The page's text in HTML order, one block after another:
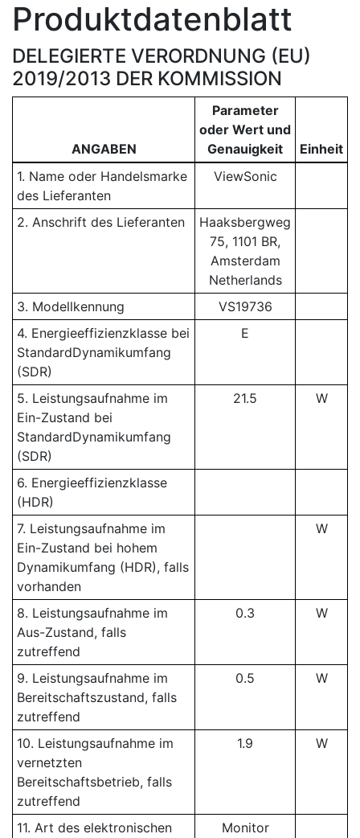
Produktdatenblatt
DELEGIERTE VERORDNUNG (EU)
2019/2013 DER KOMMISSION
ANGABEN
Parameter
oder Wert und
Genauigkeit
Einheit
1. Name oder Handelsmarke
des Lieferanten
ViewSonic
2. Anschrift des Lieferanten
Haaksbergweg
75, 1101 BR,
Amsterdam
Netherlands
3. Modellkennung
VS19736
4. Energieeffizienzklasse bei
StandardDynamikumfang
(SDR)
E
5. Leistungsaufnahme im
Ein-Zustand bei
StandardDynamikumfang
(SDR)
21.5 W
6. Energieeffizienzklasse
(HDR)
7. Leistungsaufnahme im
Ein-Zustand bei hohem
Dynamikumfang (HDR), falls
vorhanden
W
8. Leistungsaufnahme im
Aus-Zustand, falls
zutreffend
0.3 W
9. Leistungsaufnahme im
Bereitschaftszustand, falls
zutreffend
0.5 W
10. Leistungsaufnahme im
vernetzten
Bereitschaftsbetrieb, falls
zutreffend
1.9 W
11. Art des elektronischen
Monitor